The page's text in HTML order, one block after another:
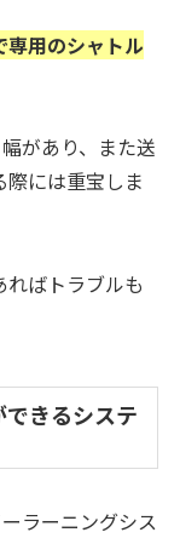
用のシャトル
があり、また送
には重宝しま
ばトラブルも
きるシステ
ラーニングシス